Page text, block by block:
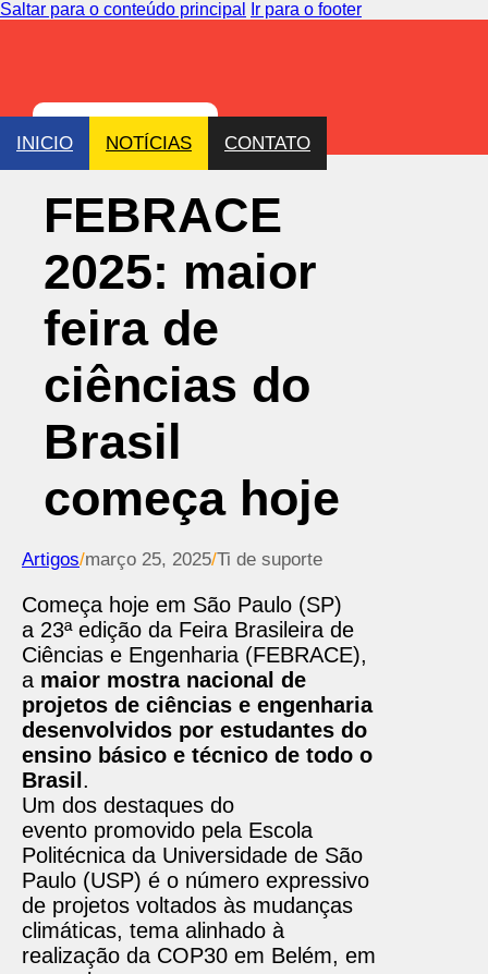
Saltar para o conteúdo principal Ir para o footer
INICIO NOTÍCIAS CONTATO
FEBRACE
2025: maior
feira de
ciências do
Brasil
começa hoje
Artigos/março 25, 2025/Ti de suporte
Começa hoje em São Paulo (SP)
a 23ª edição da Feira Brasileira de
Ciências e Engenharia (FEBRACE),
a maior mostra nacional de
projetos de ciências e engenharia
desenvolvidos por estudantes do
ensino básico e técnico de todo o
Brasil .
Um dos destaques do
evento promovido pela Escola
Politécnica da Universidade de São
Paulo (USP) é o número expressivo
de projetos voltados às mudanças
climáticas, tema alinhado à
realização da COP30 em Belém, em